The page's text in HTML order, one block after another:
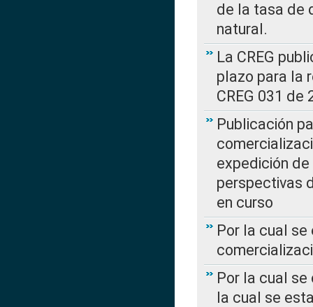
de la tasa de
natural.
La CREG
plazo para la
CREG 031 de
Publicación
expedición de
perspectivas
en curso
Por la cual
Por la cual se
la cual se